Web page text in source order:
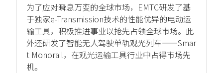
为了应对瞬息万变的全球市场，EMTC研发了基
于独家e-Transmission技术的性能优异的电动运
输工具，积极推进事业以抢先占领全球市场。此
外还研发了智能无人驾驶单轨观光列车——Smar
t Monorail，在观光运输工具行业中占得市场先
机。